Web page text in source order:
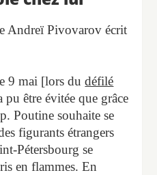
Andreï Pivovarov écrit
9 mai [lors dudéfilé
pu être évitée que grâce
Poutine souhaite se
figurants étrangers
Pétersbourg se
en flammes. En